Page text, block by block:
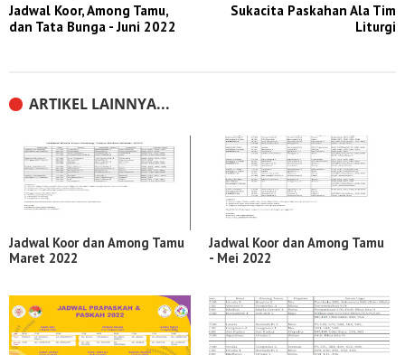
Jadwal Koor, Among Tamu,
dan Tata Bunga - Juni 2022
Sukacita Paskahan Ala Tim
Liturgi
ARTIKEL LAINNYA...
Jadwal Koor dan Among Tamu
Maret 2022
Jadwal Koor dan Among Tamu
- Mei 2022